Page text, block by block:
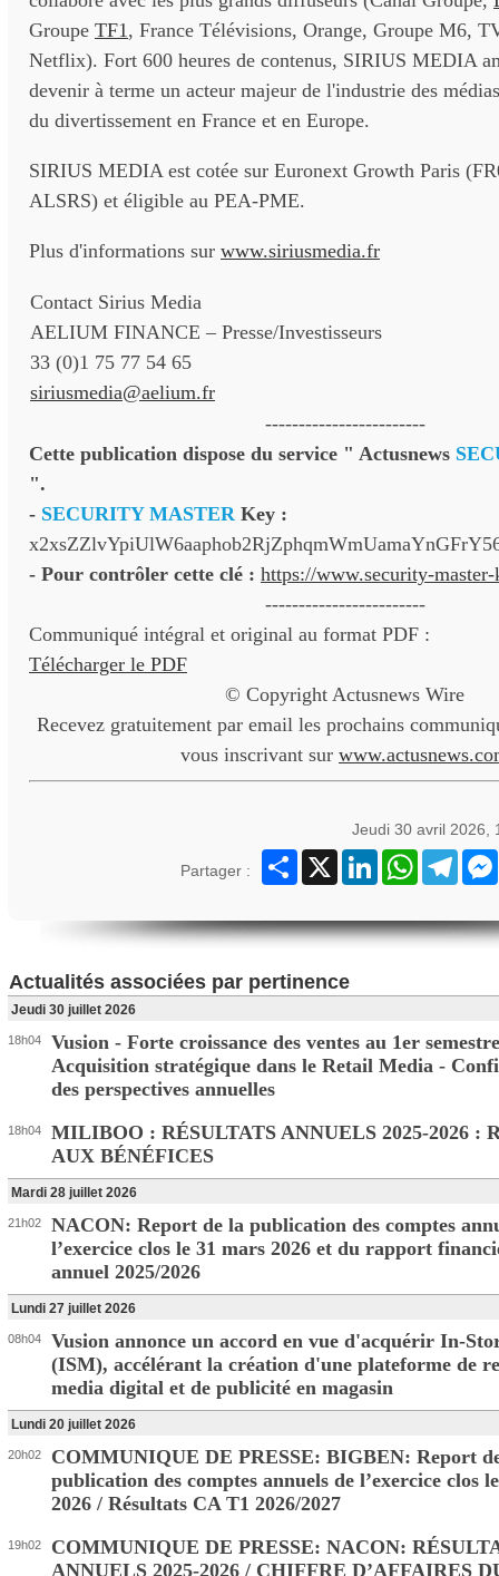
Groupe TF1, France Télévisions, Orange, Groupe M6,
Netflix). Fort 600 heures de contenus, SIRIUS MEDIA
devenir à terme un acteur majeur de l'industrie des
du divertissement en France et en Europe.
SIRIUS MEDIA est cotée sur Euronext Growth Paris
ALSRS) et éligible au PEA-PME.
Plus d'informations sur www.siriusmedia.fr
Contact Sirius Media
AELIUM FINANCE – Presse/Investisseurs
33 (0)1 75 77 54 65
siriusmedia@aelium.fr
------------------------
Cette publication dispose du service " Actusnews
".
- SECURITY MASTERKey :
- Pour contrôler cette clé : https://www.security-master-
------------------------
Communiqué intégral et original au format PDF :
Télécharger le PDF
© Copyright Actusnews Wire
Recevez gratuitement par email les prochains
vous inscrivant sur
Jeudi 30 avril 2026,
Partager :
Partager
X LinkedInWhatsApp
Actualités associées par pertinence
Jeudi 30 juillet 2026
18h04
Vusion - Forte croissance des ventes au 1er
Acquisition stratégique dans le Retail Media -
des perspectives annuelles
18h04
MILIBOO : RÉSULTATS ANNUELS 2025-2026 :
AUX BÉNÉFICES
Mardi 28 juillet 2026
21h02
NACON: Report de la publication des comptes
l’exercice clos le 31 mars 2026 et du rapport
annuel 2025/2026
Lundi 27 juillet 2026
08h04
Vusion annonce un accord en vue d'acquérir In-
(ISM), accélérant la création d'une plateforme de
media digital et de publicité en magasin
Lundi 20 juillet 2026
20h02
COMMUNIQUE DE PRESSE: BIGBEN: Report
publication des comptes annuels de l’exercice clos
2026 / Résultats CA T1 2026/2027
19h02
COMMUNIQUE DE PRESSE: NACON:
ANNUELS 2025-2026 / CHIFFRE D’AFFAIRES